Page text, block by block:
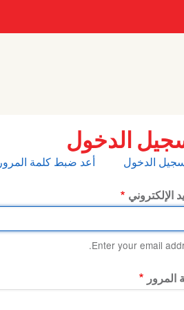
الدخول
الدخول أعد ضبط كلمة المرور
الإلكتروني
Enter your email
المرور